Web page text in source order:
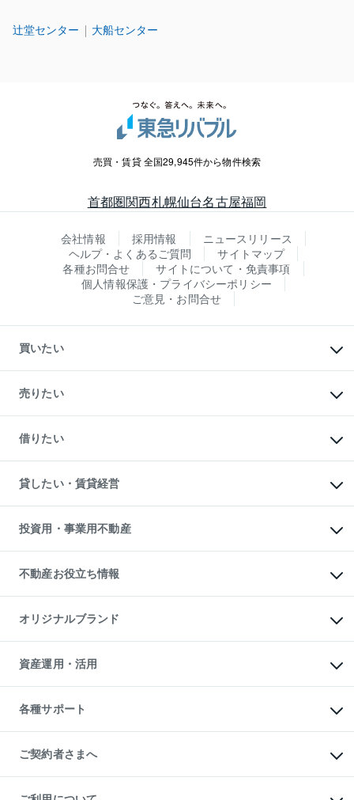
辻堂センター 大船センター
売買・賃貸 全国29,945件から物件検索
首都圏関西札幌仙台名古屋福岡
会社情報 採用情報
ニュースリリース
ヘルプ・よくあるご質問
サイトマップ
各種お問合せ
サイトについて・免責事項
個人情報保護・プライバシーポリシー
ご意見・お問合せ
買いたい
新築・分譲マンションの購入
中古マンションの購入
一戸建ての購入
中古一戸建ての購入
不動産購入の流れ
注目キーワード物件特集
購入ガイド
English 繁体中文簡体中文
売りたい
一戸建ての売却・査定
土地の売却・査定
スピードAI査定
不動産査定について
不動産売却の流れ
不動産買換えの流れ
売却ガイド
借りたい
オフィス・店舗の賃貸
借りるときの流れ
借りるガイド
貸したい・賃貸経営
マンション賃料データ
賃貸管理プラン
リロケーションについて
貸すガイド
投資用・事業用不動産
事業用不動産
マンション投資
投資用マンション
アパート経営
収益物件
ビル購入（ビル一棟）
投資用不動産の売却査定
事業用不動産の売却査定
不動産お役立ち情報
マンションライブラリー
人気マンションランキング
暮らしに役立つ不動産メディア
不動産相場・不動産価格情報
不動産コラム・ニュース
不動産用語集
不動産なんでもネット相談室
住まいの税金
オリジナルブランド
一棟リノベーションマンション
L`GENTE（ルジェンテ）
区分リノベーションマンション
投資用一棟レジデンスWELL
不動産小口投資
LEGACIA（レガシア）
資産運用・活用
不動産M&A
アセットマネジメント・出資
各種サポート
相続サポート
リフォームサポート
ご契約者さまへ
ご紹介・再契約特典